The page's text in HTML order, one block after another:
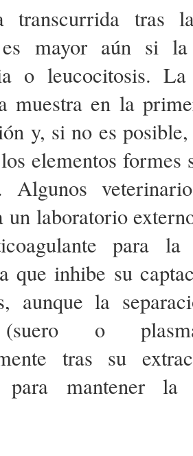
transcurrida tras
es mayor aún si la
o leucocitosis.
muestra en la
y, si no es
elementos formes
Algunos
un laboratorio
para la
que inhibe su
aunque la
o
tras su
para mantener la